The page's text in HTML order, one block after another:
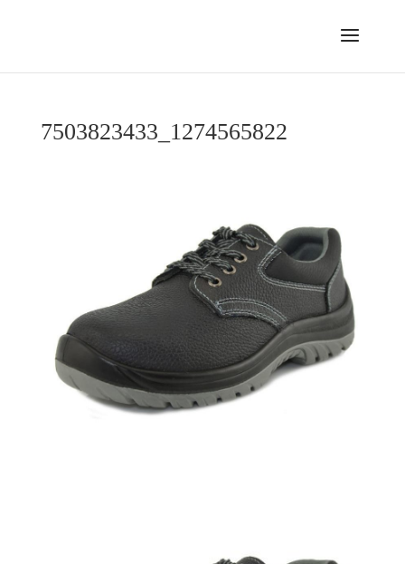
7503823433_1274565822